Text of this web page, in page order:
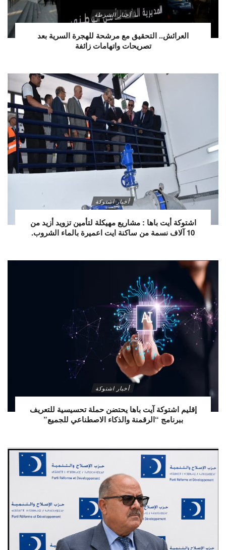
أخبار الشرطة
العرائش.. التحقيق مع مرشحة للهجرة السرية بعد
تصريحات واتهامات زائفة
أخبار اشتوكة
اشتوكة أيت باها : مشاريع مهيكلة لتأمين تزويد أزيد من
10 آلاف نسمة من ساكنة ايت اعميرة بالماء الشروب.
أخبار اشتوكة
إقليم اشتوكة آيت باها يحتضن حملة تحسيسية للتعريف
ببرنامج “الرقمنة والذكاء الاصطناعي للجميع”